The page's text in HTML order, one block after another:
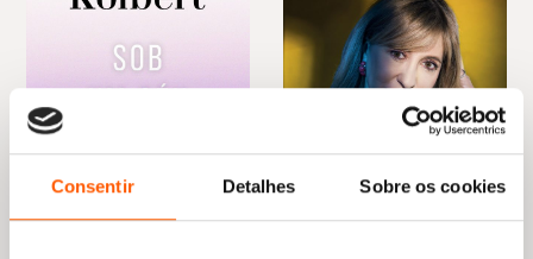
Consentir Detalhes Sobre os cookies
The Hard Road Out:
One Woman’s Escape from North Korea
«Narrativa de primeira ordem, fascinante, única
e relevante […] Sung-Yoon Lee vê através das
regime norte-coreano – grande parte delas
obra de Kim Yo-jong – como nenhum outro.